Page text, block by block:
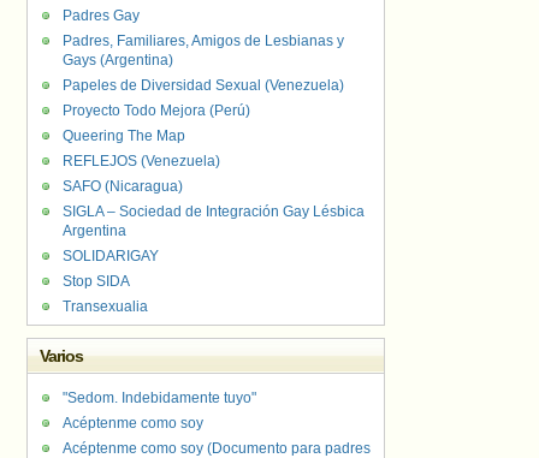
Padres Gay
Padres, Familiares, Amigos de Lesbianas y
Gays (Argentina)
Papeles de Diversidad Sexual (Venezuela)
Proyecto Todo Mejora (Perú)
Queering The Map
REFLEJOS (Venezuela)
SAFO (Nicaragua)
SIGLA – Sociedad de Integración Gay Lésbica
Argentina
SOLIDARIGAY
Stop SIDA
Transexualia
Varios
"Sedom. Indebidamente tuyo"
Acéptenme como soy
Acéptenme como soy (Documento para padres